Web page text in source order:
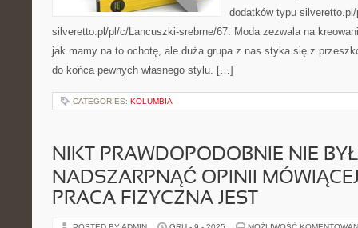
dodatków typu
silveretto.pl/pl/c/Lancuszki-srebrne/67. Moda zezwala na
jak mamy na to ochotę, ale duża grupa z nas styka się z
do końca pewnych własnego stylu. […]
CATEGORIES: KOLUMBIA
NIKT PRAWDOPODOBNIE NIE
NADSZARPNĄĆ OPINII
PRACA FIZYCZNA JEST